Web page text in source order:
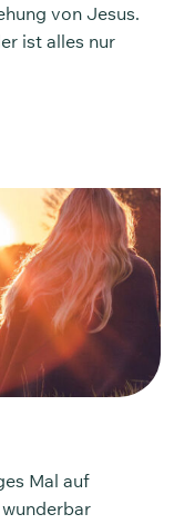
von Jesus.
ist alles nur
Mal auf